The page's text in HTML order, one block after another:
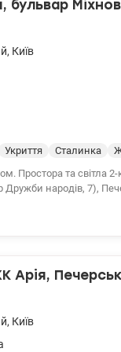
бульвар
, Київ
Укриття Сталинка
Простора та світла
Дружби народів, 7),
Будинок
станціями метро
та «Океан Плаза»,
спортивні клуби та
, Київ